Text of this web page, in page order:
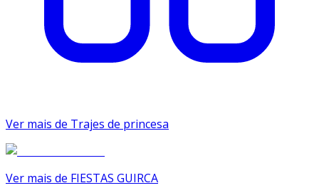
Ver mais de Trajes de princesa
Ver mais de FIESTAS GUIRCA